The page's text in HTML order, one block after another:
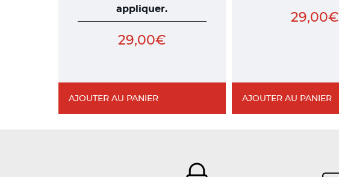
appliquer.
29,00€
AJOUTER AU PANIER
29,00€
AJOUTER AU PANIER